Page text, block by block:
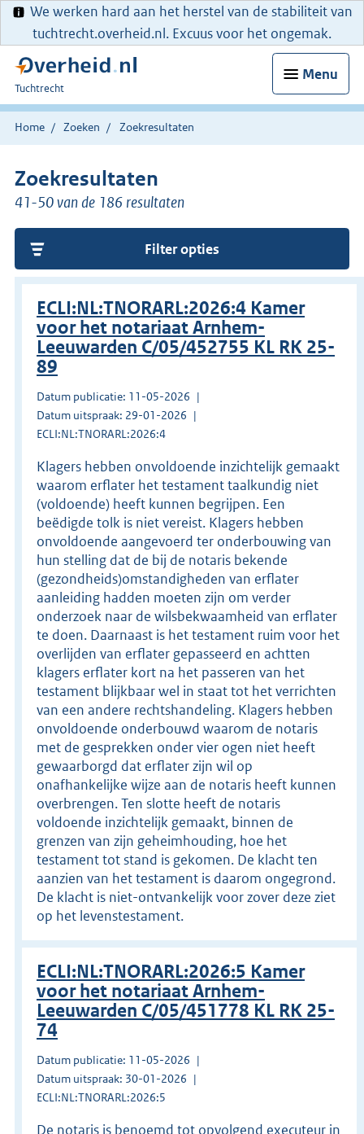
We werken hard aan het herstel van de stabiliteit van
tuchtrecht.overheid.nl. Excuus voor het ongemak.
Menu
U
bent
hier:
Tuchtrecht
Home Zoeken Zoekresultaten
Zoekresultaten
41-50 van de 186 resultaten
Filter opties
ECLI:NL:TNORARL:2026:4 Kamer
voor het notariaat Arnhem-
Leeuwarden C/05/452755 KL RK 25-
89
Datum publicatie: 11-05-2026
Datum uitspraak: 29-01-2026
ECLI:NL:TNORARL:2026:4
Klagers hebben onvoldoende inzichtelijk gemaakt
waarom erflater het testament taalkundig niet
(voldoende) heeft kunnen begrijpen. Een
beëdigde tolk is niet vereist. Klagers hebben
onvoldoende aangevoerd ter onderbouwing van
hun stelling dat de bij de notaris bekende
(gezondheids)omstandigheden van erflater
aanleiding hadden moeten zijn om verder
onderzoek naar de wilsbekwaamheid van erflater
te doen. Daarnaast is het testament ruim voor het
overlijden van erflater gepasseerd en achtten
klagers erflater kort na het passeren van het
testament blijkbaar wel in staat tot het verrichten
van een andere rechtshandeling. Klagers hebben
onvoldoende onderbouwd waarom de notaris
met de gesprekken onder vier ogen niet heeft
gewaarborgd dat erflater zijn wil op
onafhankelijke wijze aan de notaris heeft kunnen
overbrengen. Ten slotte heeft de notaris
voldoende inzichtelijk gemaakt, binnen de
grenzen van zijn geheimhouding, hoe het
testament tot stand is gekomen. De klacht ten
aanzien van het testament is daarom ongegrond.
De klacht is niet-ontvankelijk voor zover deze ziet
op het levenstestament.
ECLI:NL:TNORARL:2026:5 Kamer
voor het notariaat Arnhem-
Leeuwarden C/05/451778 KL RK 25-
74
Datum publicatie: 11-05-2026
Datum uitspraak: 30-01-2026
ECLI:NL:TNORARL:2026:5
De notaris is benoemd tot opvolgend executeur in